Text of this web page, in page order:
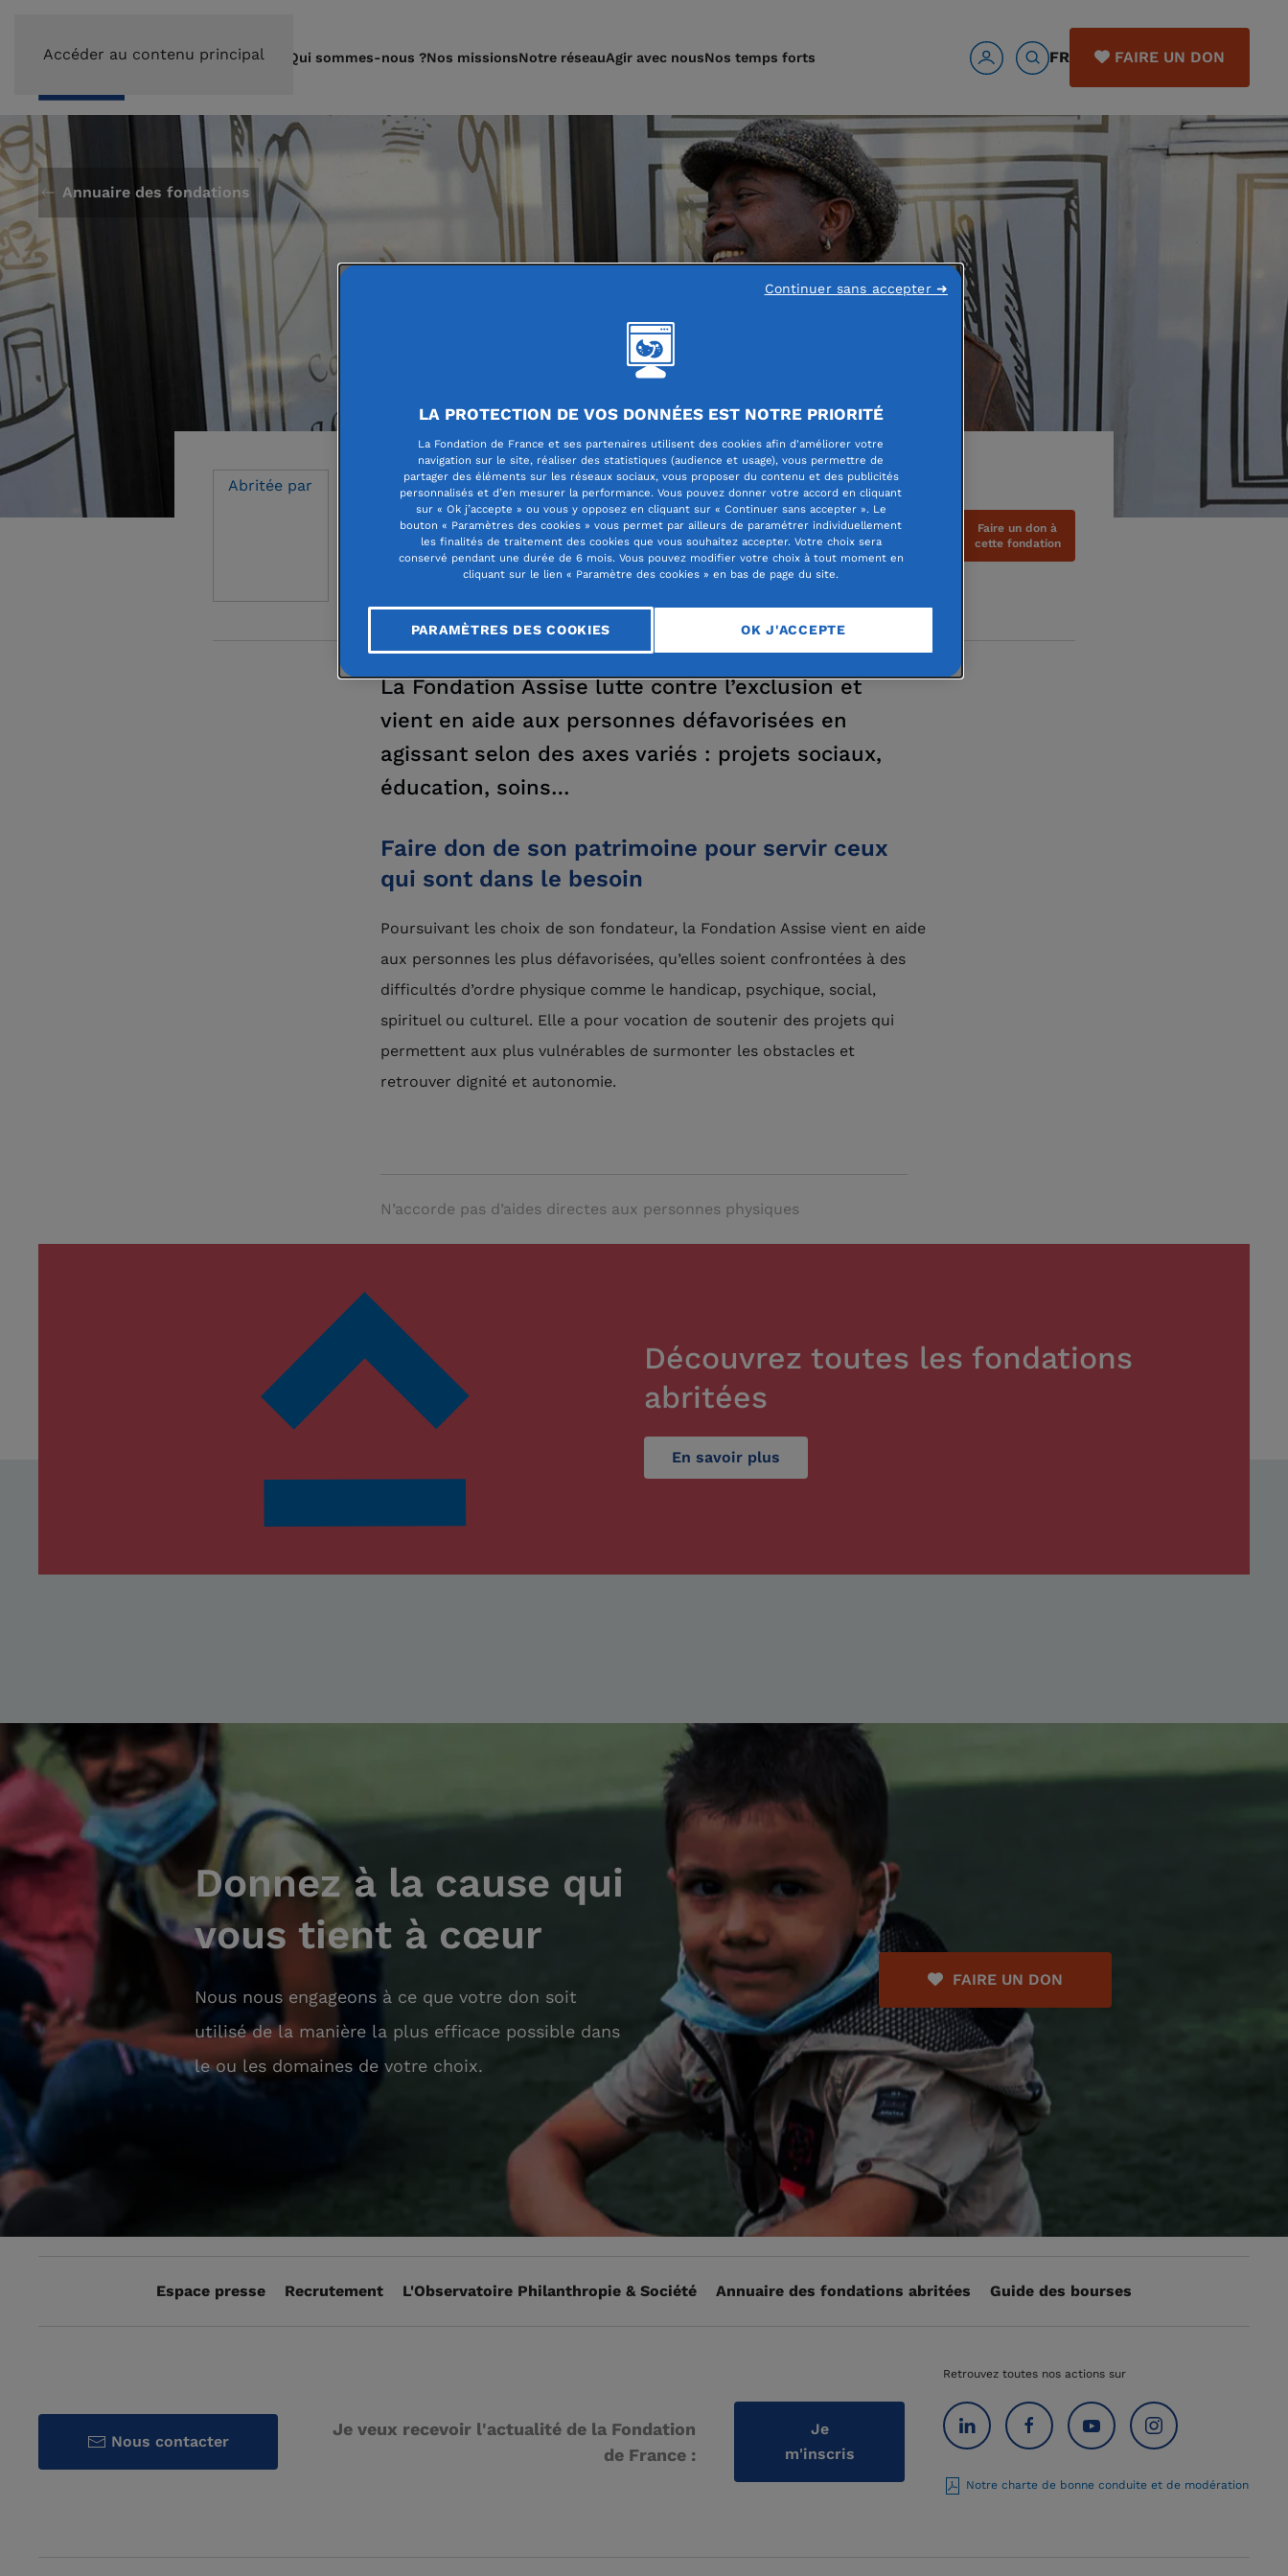
Accéder au contenu principal Qui sommes-nous ?Nos missionsNotre réseauAgir avec nousNos temps forts FR FAIRE UN DON
Annuaire des fondations
Abritée par
FONDATION ASSISE
Faire un don à
cette fondation
La Fondation Assise lutte contre l’exclusion et
vient en aide aux personnes défavorisées en
agissant selon des axes variés : projets sociaux,
éducation, soins…
Faire don de son patrimoine pour servir ceux
qui sont dans le besoin
Poursuivant les choix de son fondateur, la Fondation Assise vient en aide
aux personnes les plus défavorisées, qu’elles soient confrontées à des
difficultés d’ordre physique comme le handicap, psychique, social,
spirituel ou culturel. Elle a pour vocation de soutenir des projets qui
permettent aux plus vulnérables de surmonter les obstacles et
retrouver dignité et autonomie.
N’accorde pas d’aides directes aux personnes physiques
Découvrez toutes les fondations
abritées
En savoir plus
Donnez à la cause qui
vous tient à cœur
Nous nous engageons à ce que votre don soit
utilisé de la manière la plus efficace possible dans
le ou les domaines de votre choix.
FAIRE UN DON
Espace presse Recrutement L'Observatoire Philanthropie & Société Annuaire des fondations abritées Guide des bourses
Nous contacter
Je veux recevoir l'actualité de la Fondation
de France :
Je
m'inscris
Retrouvez toutes nos actions sur
Notre charte de bonne conduite et de modération
LA PROTECTION DE VOS DONNÉES EST NOTRE PRIORITÉ
La Fondation de France et ses partenaires utilisent des cookies afin d'améliorer votre
navigation sur le site, réaliser des statistiques (audience et usage), vous permettre de
partager des éléments sur les réseaux sociaux, vous proposer du contenu et des publicités
personnalisés et d’en mesurer la performance. Vous pouvez donner votre accord en cliquant
sur « Ok j’accepte » ou vous y opposez en cliquant sur « Continuer sans accepter ». Le
bouton « Paramètres des cookies » vous permet par ailleurs de paramétrer individuellement
les finalités de traitement des cookies que vous souhaitez accepter. Votre choix sera
conservé pendant une durée de 6 mois. Vous pouvez modifier votre choix à tout moment en
cliquant sur le lien « Paramètre des cookies » en bas de page du site.
PARAMÈTRES DES COOKIES OK J'ACCEPTE
Continuer sans accepter ➜